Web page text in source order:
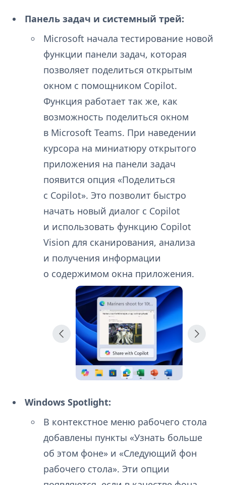
Панель задач и системный трей:
Microsoft начала тестирование новой
функции панели задач, которая
позволяет поделиться открытым
окном с помощником Copilot.
Функция работает так же, как
возможность поделиться окном
в Microsoft Teams. При наведении
курсора на миниатюру открытого
приложения на панели задач
появится опция «Поделиться
с Copilot». Это позволит быстро
начать новый диалог с Copilot
и использовать функцию Copilot
Vision для сканирования, анализа
и получения информации
о содержимом окна приложения.
Windows Spotlight:
В контекстное меню рабочего стола
добавлены пункты «Узнать больше
об этом фоне» и «Следующий фон
рабочего стола». Эти опции